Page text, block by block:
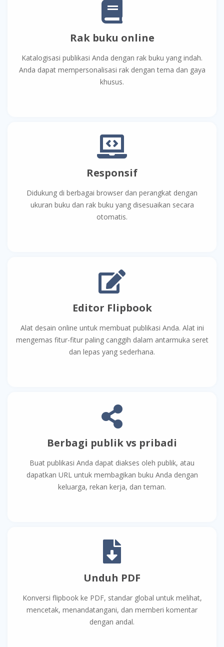
Rak buku online
Katalogisasi publikasi Anda dengan rak buku yang indah.
Anda dapat mempersonalisasi rak dengan tema dan gaya
khusus.
Responsif
Didukung di berbagai browser dan perangkat dengan
ukuran buku dan rak buku yang disesuaikan secara
otomatis.
Editor Flipbook
Alat desain online untuk membuat publikasi Anda. Alat ini
mengemas fitur-fitur paling canggih dalam antarmuka seret
dan lepas yang sederhana.
Berbagi publik vs pribadi
Buat publikasi Anda dapat diakses oleh publik, atau
dapatkan URL untuk membagikan buku Anda dengan
keluarga, rekan kerja, dan teman.
Unduh PDF
Konversi flipbook ke PDF, standar global untuk melihat,
mencetak, menandatangani, dan memberi komentar
dengan andal.